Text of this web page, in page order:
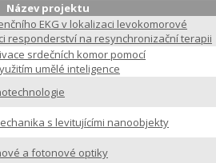
Název projektu
EKG v lokalizaci levokomorové
responderství na resynchronizační terapii
srdečních komor pomocí
umělé inteligence
s levitujícími nanoobjekty
a fotonové optiky